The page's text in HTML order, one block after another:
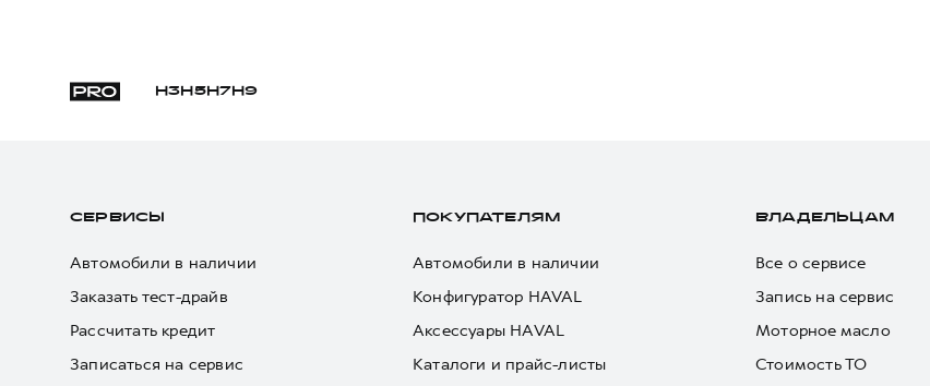
H3 H5H7 H9
СЕРВИСЫ
Автомобили в наличии
Заказать тест-драйв
Рассчитать кредит
Записаться на сервис
ПОКУПАТЕЛЯМ
Автомобили в наличии
Конфигуратор HAVAL
Аксессуары HAVAL
Каталоги и прайс-листы
ВЛАДЕЛЬЦАМ
Все о сервисе
Запись на сервис
Моторное масло
Стоимость ТО